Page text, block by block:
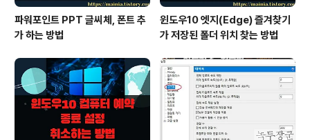
파워포인트 PPT 글씨체, 폰트 추
가 하는 방법
윈도우10 엣지(Edge) 즐겨찾기
가 저장된 폴더 위치 찾는 방법